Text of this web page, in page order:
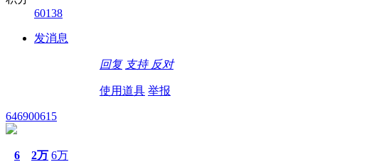
60138
发消息
回复 支持 反对
使用道具 举报
646900615
6 2万 6万